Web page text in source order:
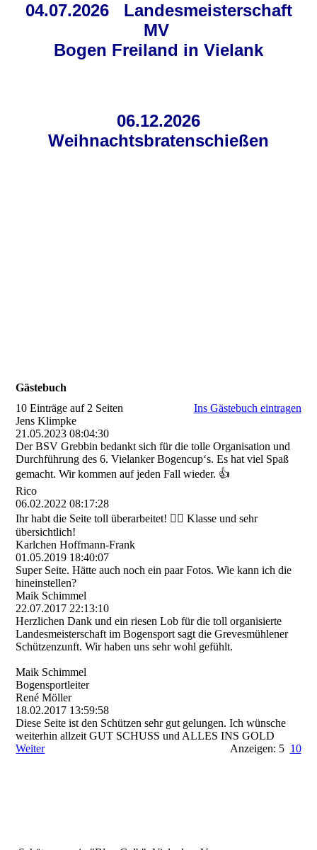
04.07.2026 Landesmeisterschaft
MV
Bogen Freiland in Vielank
06.12.2026
Weihnachtsbratenschießen
Gästebuch
10 Einträge auf 2 Seiten
Ins Gästebuch eintragen
Jens Klimpke
21.05.2023 08:04:30
Der BSV Grebbin bedankt sich für die tolle Organisation und
Durchführung des 6. Vielanker Bogencup‘s. Es hat viel Spaß
gemacht. Wir kommen auf jeden Fall wieder. 👍
Rico
06.02.2022 08:17:28
Ihr habt die Seite toll überarbeitet! 👍🏼 Klasse und sehr
übersichtlich!
Karlchen Hoffmann-Frank
01.05.2019 18:40:07
Super Seite. Hätte auch noch ein paar Fotos. Wie kann ich die
hineinstellen?
Maik Schimmel
22.07.2017 22:13:10
Herzlichen Dank und ein riesen Lob für die toll organisierte
Landesmeisterschaft im Bogensport sagt die Grevesmühlener
Schützenzunft. Wir haben uns sehr wohl gefühlt.
Maik Schimmel
Bogensportleiter
René Möller
18.02.2017 13:59:58
Diese Seite ist den Schützen sehr gut gelungen. Ich wünsche
weiterhin allzeit GUT SCHUSS und ALLES INS GOLD
Weiter
Anzeigen: 5 10